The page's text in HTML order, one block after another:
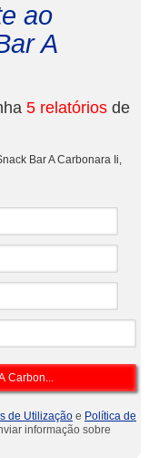
ao
A
5 relatórios de
Bar A Carbonara Ii,
de Utilização e Política de
informação sobre